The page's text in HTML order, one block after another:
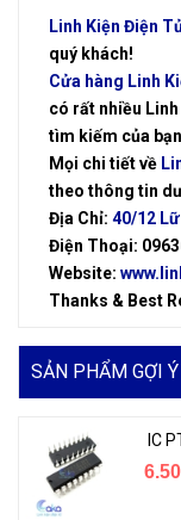
Linh Kiện Điện
quý khách!
Cửa hàng Linh
có rất nhiều
tìm kiếm của
Mọi chi tiết về
theo thông tin
Địa Chỉ: 40/12
Điện Thoại:
Website:
Thanks & Best
SẢN PHẨM GỢI Ý
IC